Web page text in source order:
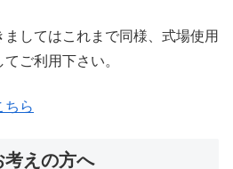
してはこれまで同様、式場使用
ご利用下さい。
ちら
考えの方へ